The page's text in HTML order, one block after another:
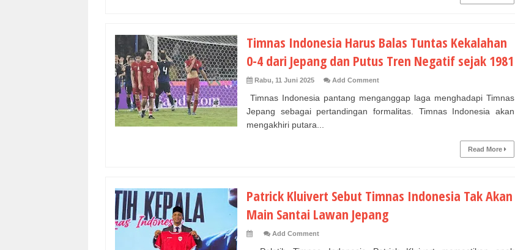
Timnas Indonesia Harus Balas Tuntas Kekalahan
0-4 dari Jepang dan Putus Tren Negatif sejak 1981
Rabu, 11 Juni 2025 Add Comment
Timnas Indonesia pantang menganggap laga menghadapi Timnas
Jepang sebagai pertandingan formalitas. Timnas Indonesia akan
mengakhiri putara...
Read More
Patrick Kluivert Sebut Timnas Indonesia Tak Akan
Main Santai Lawan Jepang
Add Comment